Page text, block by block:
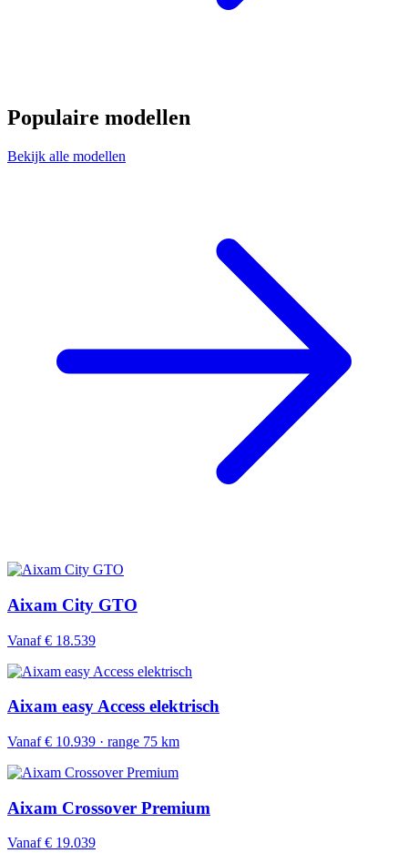
Populaire modellen
Bekijk alle modellen
Aixam City GTO
Vanaf € 18.539
Aixam easy Access elektrisch
Vanaf € 10.939 · range 75 km
Aixam Crossover Premium
Vanaf € 19.039